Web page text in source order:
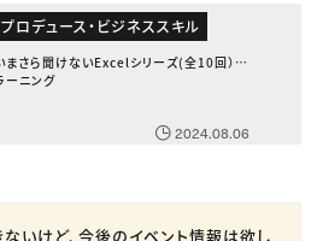
プロデュース・ビジネススキル
まさら聞けないExcelシリーズ(全10回） E
ーニング
2024.08.06
ないけど、今後のイベント情報は欲し